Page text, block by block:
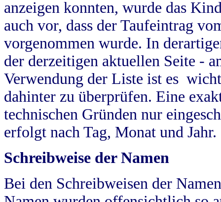
anzeigen konnten, wurde das
auch vor, dass der Taufeintrag
vorgenommen wurde. In
der derzeitigen aktuellen Seite -
Verwendung der Liste ist es
dahinter zu überprüfen. Eine
technischen Gründen nur
erfolgt nach Tag, Monat und Jahr.
Schreibweise der Namen
Bei den Schreibweisen der